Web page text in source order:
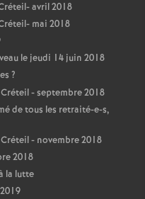
avril 2018
mai 2018
le jeudi 14 juin 2018
?
Créteil - septembre 2018
de tous les retraité-e-s,
Créteil - novembre 2018
2018
la lutte